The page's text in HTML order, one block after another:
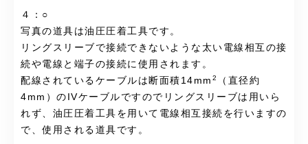
４：○
写真の道具は油圧圧着工具です。
リングスリーブで接続できないような太い電線相互の接
続や電線と端子の接続に使用されます。
配線されているケーブルは断面積14mm 2
（直径約
4mm）のIVケーブルですのでリングスリーブは用いら
れず、油圧圧着工具を用いて電線相互接続を行いますの
で、使用される道具です。